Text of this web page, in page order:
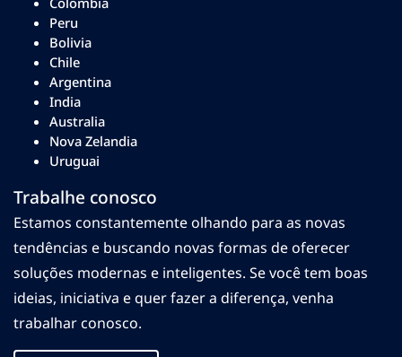
Peru
Bolivia
Chile
Argentina
India
Australia
Nova Zelandia
Uruguai
Trabalhe conosco
Estamos constantemente olhando para as novas
tendências e buscando novas formas de oferecer
soluções modernas e inteligentes. Se você tem boas
ideias, iniciativa e quer fazer a diferença, venha
trabalhar conosco.